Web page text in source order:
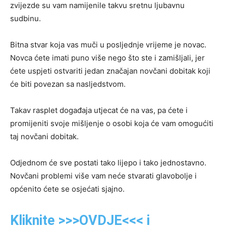
zvijezde su vam namijenile takvu sretnu ljubavnu
sudbinu.
Bitna stvar koja vas muči u posljednje vrijeme je novac.
Novca ćete imati puno više nego što ste i zamišljali, jer
ćete uspjeti ostvariti jedan značajan novčani dobitak koji
će biti povezan sa nasljedstvom.
Takav rasplet događaja utjecat će na vas, pa ćete i
promijeniti svoje mišljenje o osobi koja će vam omogućiti
taj novčani dobitak.
Odjednom će sve postati tako lijepo i tako jednostavno.
Novčani problemi više vam neće stvarati glavobolje i
općenito ćete se osjećati sjajno.
Kliknite >>>OVDJE<<< i